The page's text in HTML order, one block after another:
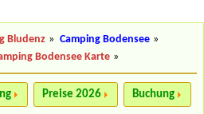
Bludenz » Camping Bodensee »
Bodensee Karte »
Preise 2026 Buchung